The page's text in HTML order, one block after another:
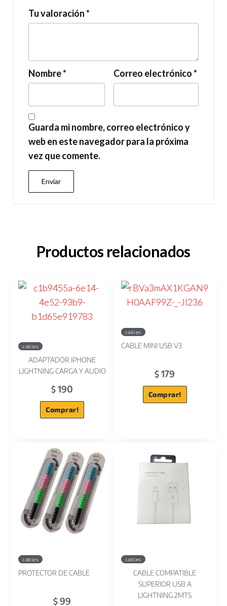
Tu valoración*
Nombre* Correo electrónico*
Guarda mi nombre, correo electrónico y
web en este navegador para la próxima
vez que comente.
Productos relacionados
cables
ADAPTADOR IPHONE
LIGHTNING CARGA Y AUDIO
$ 190
Comprar!
cables
CABLE MINI USB V3
$ 179
Comprar!
cables
PROTECTOR DE CABLE
$ 99
cables
CABLE COMPATIBLE
SUPERIOR USB A
LIGHTNING 2MTS